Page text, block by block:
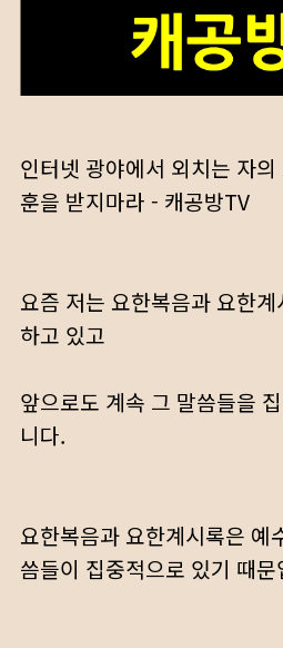
인터넷 광야에서 외치는 자
훈을 받지마라 - 캐공방TV
요즘 저는 요한복음과 요한
하고 있고
앞으로도 계속 그 말씀들을
니다.
요한복음과 요한계시록은 예
씀들이 집중적으로 있기 때문